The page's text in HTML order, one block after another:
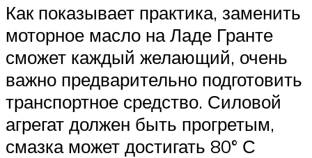
Как показывает практика, заменить
моторное масло на Ладе Гранте
сможет каждый желающий, очень
важно предварительно подготовить
транспортное средство. Силовой
агрегат должен быть прогретым,
смазка может достигать 80° С